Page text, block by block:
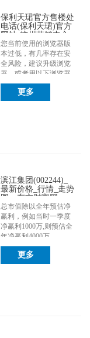
保利天珺官方售楼处
电话(保利天珺)官方
网站-杭州营销中心
欢迎您-楼盘详情最
新价格-户型图-容积
率
您当前使用的浏览器版
本过低，有几率存在安
全风险，建议升级浏览
器，或者用以下浏览器
浏览 ...
更多
滨江集团(002244)_
最新价格_行情_走势
图—东方财富网
总市值除以全年预估净
赢利，例如当时一季度
净赢利1000万,则预估全
年净赢利4000万 ...
更多